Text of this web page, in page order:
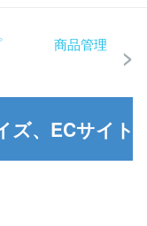
>
商品管理
ズ、ECサイト